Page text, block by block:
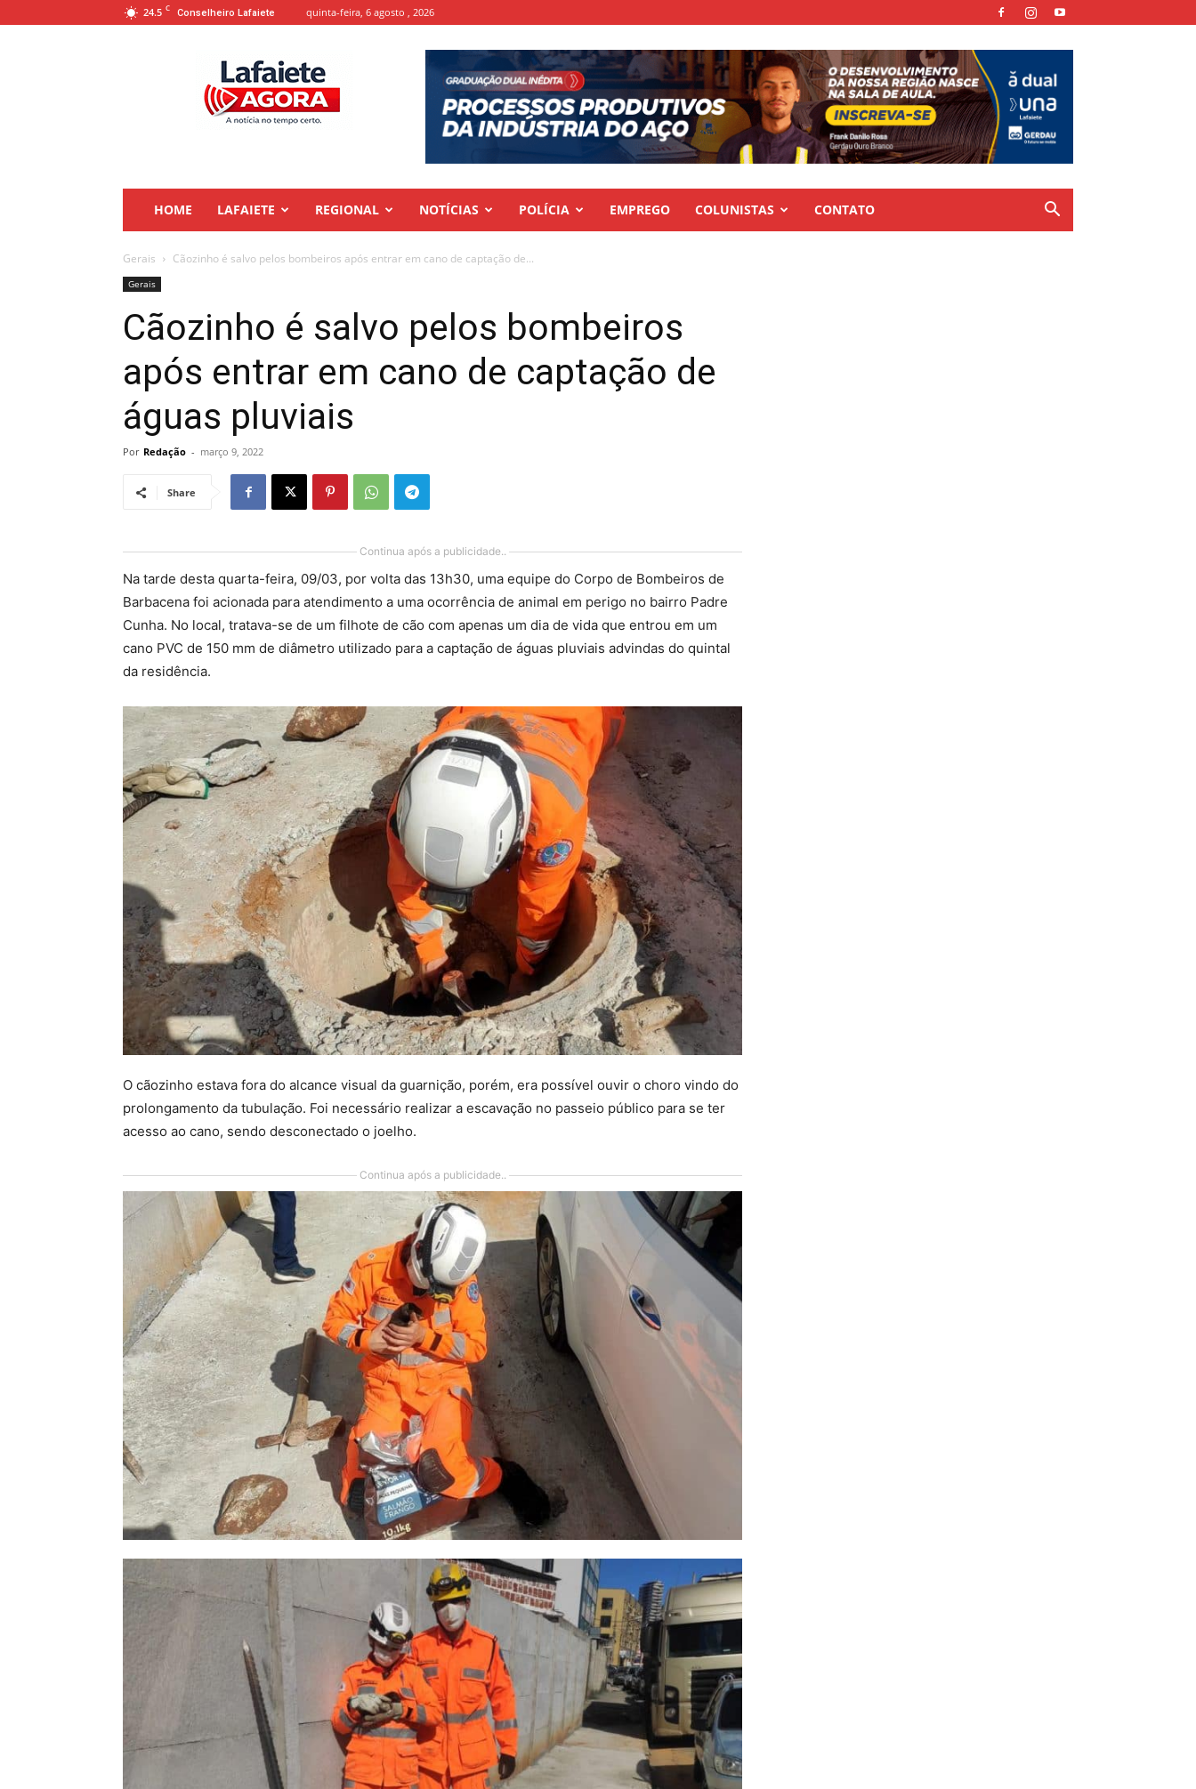
24.5 C Conselheiro Lafaiete quinta-feira, 6 agosto , 2026
HOME LAFAIETE REGIONAL NOTÍCIAS POLÍCIA EMPREGO COLUNISTAS CONTATO
Gerais Cãozinho é salvo pelos bombeiros após entrar em cano de captação de...
Gerais
Cãozinho é salvo pelos bombeiros
após entrar em cano de captação de
águas pluviais
Por Redação - março 9, 2022
Share
Continua após a publicidade..
Na tarde desta quarta-feira, 09/03, por volta das 13h30, uma equipe do Corpo de Bombeiros de
Barbacena foi acionada para atendimento a uma ocorrência de animal em perigo no bairro Padre
Cunha. No local, tratava-se de um filhote de cão com apenas um dia de vida que entrou em um
cano PVC de 150 mm de diâmetro utilizado para a captação de águas pluviais advindas do quintal
da residência.
O cãozinho estava fora do alcance visual da guarnição, porém, era possível ouvir o choro vindo do
prolongamento da tubulação. Foi necessário realizar a escavação no passeio público para se ter
acesso ao cano, sendo desconectado o joelho.
Continua após a publicidade..